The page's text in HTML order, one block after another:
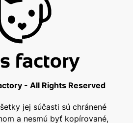
- All Rights Reserved
jej súčasti sú chránené
a nesmú byť kopírované,